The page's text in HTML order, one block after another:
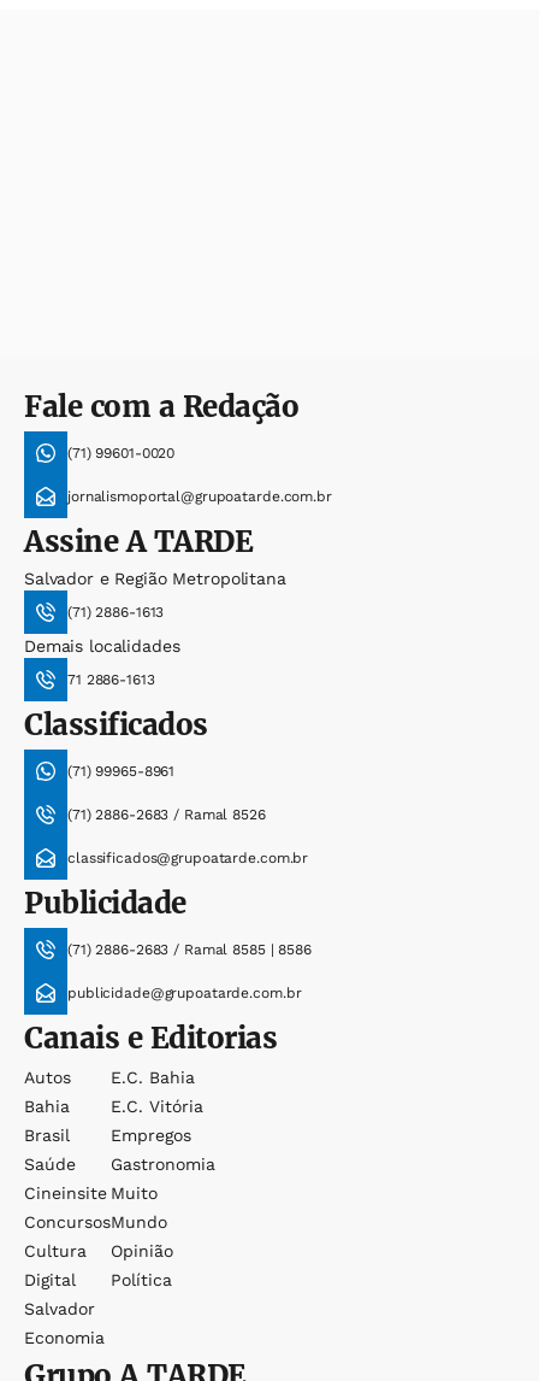
Fale com a Redação
(71) 99601-0020
jornalismoportal@grupoatarde.com.br
AssineA TARDE
Salvador e Região Metropolitana
(71) 2886-1613
Demais localidades
71 2886-1613
Classificados
(71) 99965-8961
(71) 2886-2683 / Ramal 8526
classificados@grupoatarde.com.br
Publicidade
(71) 2886-2683 / Ramal 8585 | 8586
publicidade@grupoatarde.com.br
Canais e Editorias
Autos
Bahia
Brasil
Saúde
Cineinsite
Concursos
Cultura
Digital
Salvador
Economia
E.c. Bahia
E.c. Vitória
Empregos
Gastronomia
Muito
Mundo
Opinião
Política